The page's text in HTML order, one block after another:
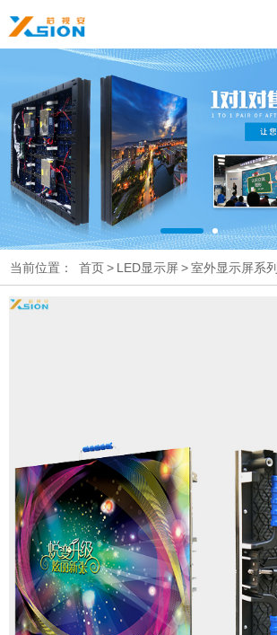
当前位置： 首页> LED显示屏>室外显示屏系列